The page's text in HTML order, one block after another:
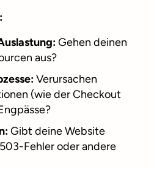
Gehen deinen
aus?
Verursachen
(wie der Checkout
Gibt deine Website
Fehler oder andere